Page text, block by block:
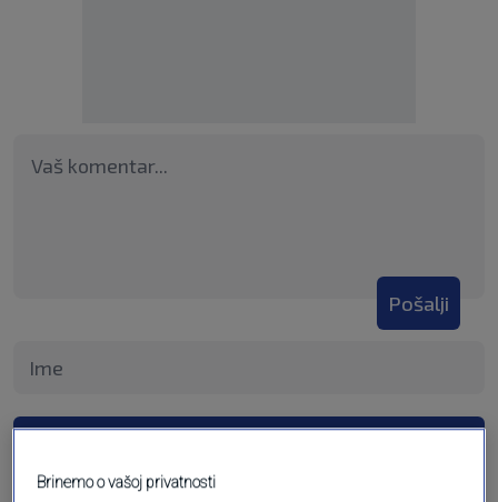
Pošalji
Brinemo o vašoj privatnosti